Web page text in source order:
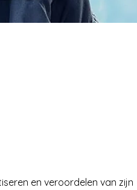
en veroordelen van zijn